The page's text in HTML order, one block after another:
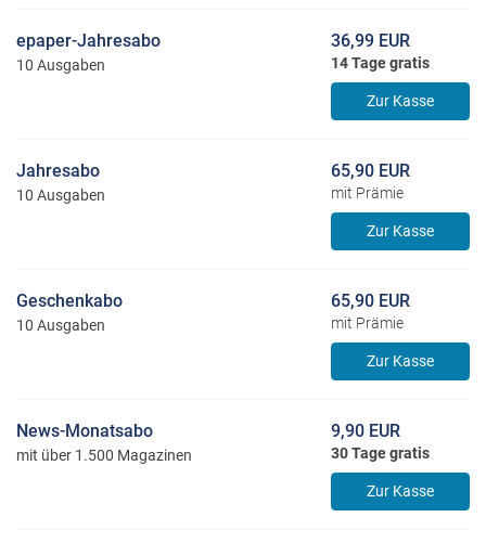
epaper-Jahresabo
10 Ausgaben
36,99 EUR
14 Tage gratis
Zur Kasse
Jahresabo
10 Ausgaben
65,90 EUR
mit Prämie
Zur Kasse
Geschenkabo
10 Ausgaben
65,90 EUR
mit Prämie
Zur Kasse
News-Monatsabo
mit über 1.500 Magazinen
9,90 EUR
30 Tage gratis
Zur Kasse